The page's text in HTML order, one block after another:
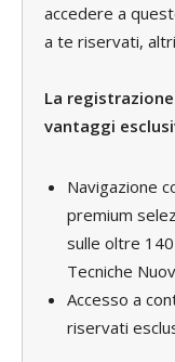
accedere a
a te riservati,
La
vantaggi
Navigazione
premium
sulle oltre
Tecniche
Accesso a
riservati